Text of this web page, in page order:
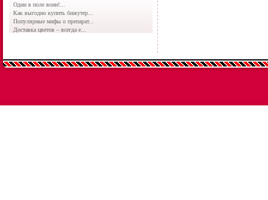
Один в поле воин!...
Как выгодно купить бижутер...
Популярные мифы о препарат...
Доставка цветов – всегда е...